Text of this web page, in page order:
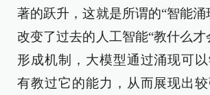
著的跃升，这就是所谓的“智能涌
改变了过去的人工智能“教什么才
形成机制，大模型通过涌现可
有教过它的能力，从而展现出